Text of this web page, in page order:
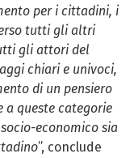
per i cittadini, i
tutti gli altri
gli attori del
chiari e univoci,
di un pensiero
a queste categorie
economico sia
”, conclude